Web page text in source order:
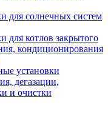
для солнечных систем
для котлов закрытого
кондиционирования
установки
дегазации,
и очистки